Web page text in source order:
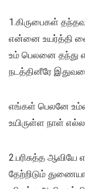
1.கிருபைகள்
என்னை உயர்த்தி
உம் பெலனை
நடத்தினீரே
எங்கள் பெலனே
உயிருள்ள நாள்
2.பரிசுத்த
தேற்றிடும்